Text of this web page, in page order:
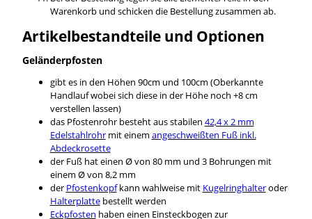
Warenkorb und schicken die Bestellung zusammen ab.
Artikelbestandteile und Optionen
Geländerpfosten
gibt es in den Höhen 90cm und 100cm (Oberkannte
Handlauf wobei sich diese in der Höhe noch +8 cm
verstellen lassen)
das Pfostenrohr besteht aus stabilen 42,4 x 2 mm
Edelstahlrohrmit einem angeschweißten Fuß inkl.
Abdeckrosette
der Fuß hat einen Ø von 80 mm und 3 Bohrungen mit
einem Ø von 8,2 mm
der Pfostenkopfkann wahlweise mit Kugelringhalteroder
Halterplattebestellt werden
Eckpfosten haben einen Einsteckbogen zur